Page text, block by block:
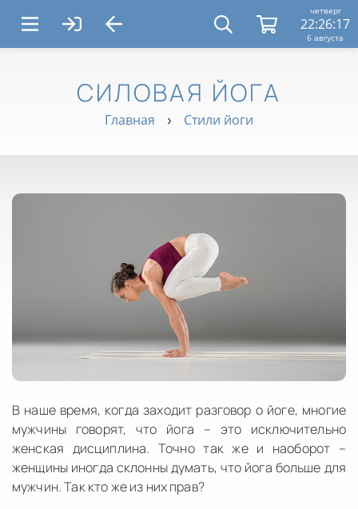
четверг
22:26:18
6 августа
СИЛОВАЯ ЙОГА
Главная Стили йоги
В наше время, когда заходит разговор о йоге, многие
мужчины говорят, что йога – это исключительно
женская дисциплина. Точно так же и наоборот –
женщины иногда склонны думать, что йога больше для
мужчин. Так кто же из них прав?